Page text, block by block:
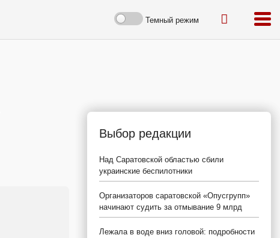
Темный режим
Выбор редакции
Над Саратовской областью сбили
украинские беспилотники
Организаторов саратовской «Опусгрупп»
начинают судить за отмывание 9 млрд
Лежала в воде вниз головой: подробности